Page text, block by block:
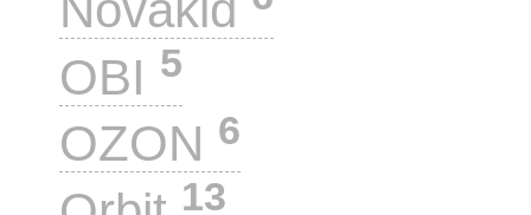
OBI 5
OZON 6
13